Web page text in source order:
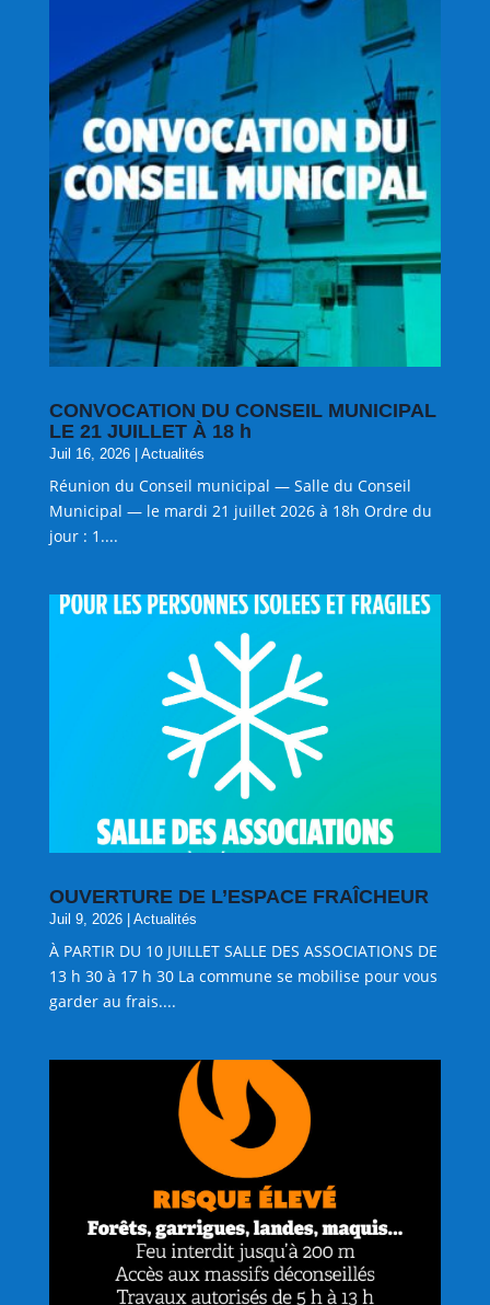
CONVOCATION DU CONSEIL MUNICIPAL
LE 21 JUILLET À 18 h
Juil 16, 2026| Actualités
Réunion du Conseil municipal — Salle du Conseil
Municipal — le mardi 21 juillet 2026 à 18h Ordre du
jour : 1....
OUVERTURE DE L’ESPACE FRAÎCHEUR
Juil 9, 2026| Actualités
À PARTIR DU 10 JUILLET SALLE DES ASSOCIATIONS DE
13 h 30 à 17 h 30 La commune se mobilise pour vous
garder au frais....